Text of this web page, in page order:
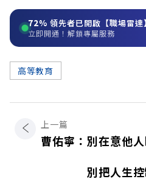
72% 領先者已開啟【職場雷達】
立即開通！解鎖專屬服務
高等教育
上一篇
曹佑寧：別在意他
別把人生